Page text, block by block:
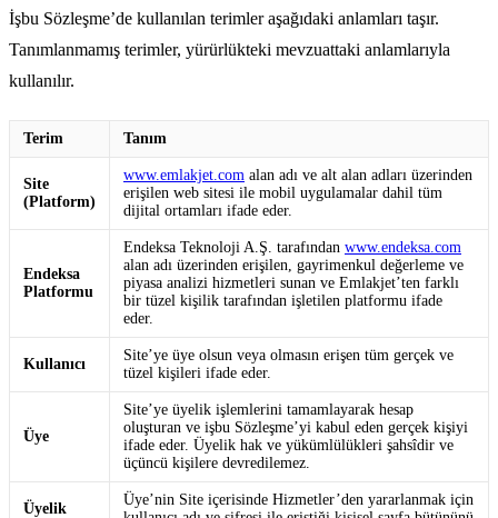
İşbu Sözleşme’de kullanılan terimler aşağıdaki anlamları taşır.
Tanımlanmamış terimler, yürürlükteki mevzuattaki anlamlarıyla
kullanılır.
Terim Tanım
Site
(Platform)
www.emlakjet.com alan adı ve alt alan adları üzerinden
erişilen web sitesi ile mobil uygulamalar dahil tüm
dijital ortamları ifade eder.
Endeksa
Platformu
Endeksa Teknoloji A.Ş. tarafından www.endeksa.com
alan adı üzerinden erişilen, gayrimenkul değerleme ve
piyasa analizi hizmetleri sunan ve Emlakjet’ten farklı
bir tüzel kişilik tarafından işletilen platformu ifade
eder.
Kullanıcı
Site’ye üye olsun veya olmasın erişen tüm gerçek ve
tüzel kişileri ifade eder.
Üye
Site’ye üyelik işlemlerini tamamlayarak hesap
oluşturan ve işbu Sözleşme’yi kabul eden gerçek kişiyi
ifade eder. Üyelik hak ve yükümlülükleri şahsîdir ve
üçüncü kişilere devredilemez.
Üyelik
Üye’nin Site içerisinde Hizmetler’den yararlanmak için